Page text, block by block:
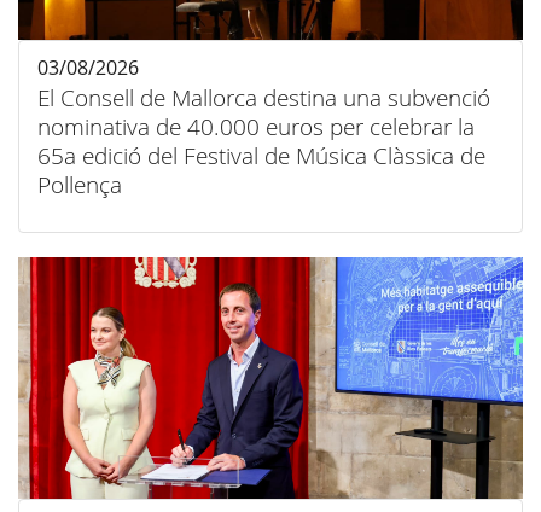
El Consell de Mallorca destina una subvenció
nominativa de 40.000 euros per celebrar la
65a edició del Festival de Música Clàssica de
Pollença
03/08/2026